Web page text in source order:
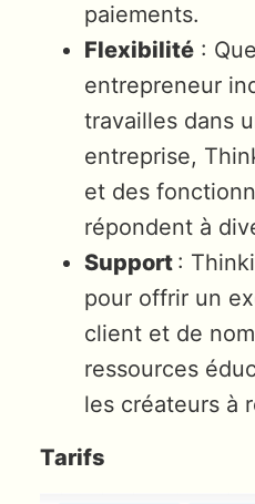
paiements.
Flexibilité :
entrepreneur
travailles dans
entreprise,
et des
répondent à
Support :
pour offrir un
client et de
ressources
les créateurs à
Tarifs